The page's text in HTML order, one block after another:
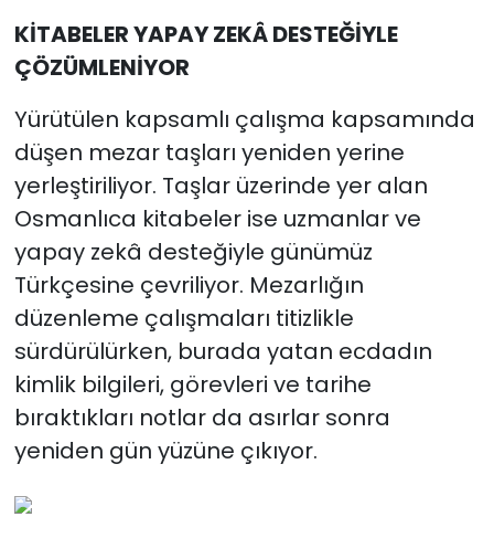
KİTABELER YAPAY ZEKÂ DESTEĞİYLE
ÇÖZÜMLENİYOR
Yürütülen kapsamlı çalışma kapsamında
düşen mezar taşları yeniden yerine
yerleştiriliyor. Taşlar üzerinde yer alan
Osmanlıca kitabeler ise uzmanlar ve
yapay zekâ desteğiyle günümüz
Türkçesine çevriliyor. Mezarlığın
düzenleme çalışmaları titizlikle
sürdürülürken, burada yatan ecdadın
kimlik bilgileri, görevleri ve tarihe
bıraktıkları notlar da asırlar sonra
yeniden gün yüzüne çıkıyor.